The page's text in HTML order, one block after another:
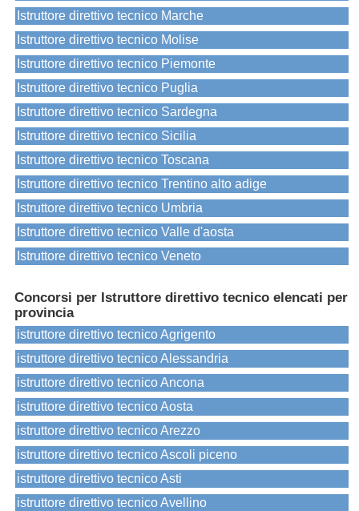
Istruttore direttivo tecnico Marche
Istruttore direttivo tecnico Molise
Istruttore direttivo tecnico Piemonte
Istruttore direttivo tecnico Puglia
Istruttore direttivo tecnico Sardegna
Istruttore direttivo tecnico Sicilia
Istruttore direttivo tecnico Toscana
Istruttore direttivo tecnico Trentino alto adige
Istruttore direttivo tecnico Umbria
Istruttore direttivo tecnico Valle d'aosta
Istruttore direttivo tecnico Veneto
Concorsi per Istruttore direttivo tecnico elencati per
provincia
istruttore direttivo tecnico Agrigento
istruttore direttivo tecnico Alessandria
istruttore direttivo tecnico Ancona
istruttore direttivo tecnico Aosta
istruttore direttivo tecnico Arezzo
istruttore direttivo tecnico Ascoli piceno
istruttore direttivo tecnico Asti
istruttore direttivo tecnico Avellino